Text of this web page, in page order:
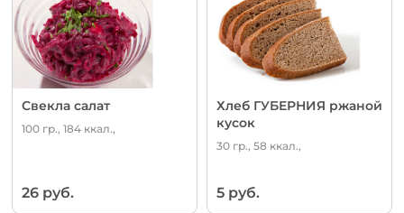
Свекла салат
100 гр., 184 ккал.,
26 руб.
Хлеб ГУБЕРНИЯ ржаной
кусок
30 гр., 58 ккал.,
5 руб.